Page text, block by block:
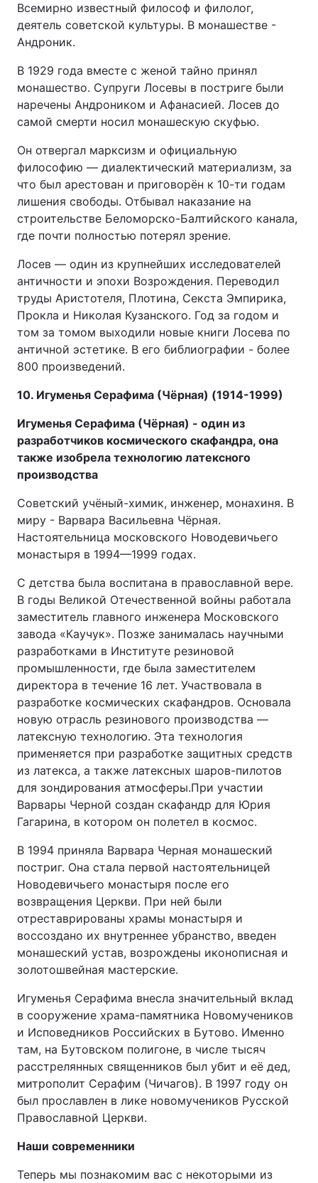
Всемирно известный философ и филолог,
деятель советской культуры. В монашестве -
Андроник.
В 1929 года вместе с женой тайно принял
монашество. Супруги Лосевы в постриге были
наречены Андроником и Афанасией. Лосев до
самой смерти носил монашескую скуфью.
Он отвергал марксизм и официальную
философию — диалектический материализм, за
что был арестован и приговорён к 10-ти годам
лишения свободы. Отбывал наказание на
строительстве Беломорско-Балтийского канала,
где почти полностью потерял зрение.
Лосев — один из крупнейших исследователей
античности и эпохи Возрождения. Переводил
труды Аристотеля, Плотина, Секста Эмпирика,
Прокла и Николая Кузанского. Год за годом и
том за томом выходили новые книги Лосева по
античной эстетике. В его библиографии - более
800 произведений.
10. Игуменья Серафима (Чёрная) (1914-1999)
Игуменья Серафима (Чёрная) - один из
разработчиков космического скафандра, она
также изобрела технологию латексного
производства
Советский учёный-химик, инженер, монахиня. В
миру - Варвара Васильевна Чёрная.
Настоятельница московского Новодевичьего
монастыря в 1994—1999 годах.
С детства была воспитана в православной вере.
В годы Великой Отечественной войны работала
заместитель главного инженера Московского
завода «Каучук». Позже занималась научными
разработками в Институте резиновой
промышленности, где была заместителем
директора в течение 16 лет. Участвовала в
разработке космических скафандров. Основала
новую отрасль резинового производства —
латексную технологию. Эта технология
применяется при разработке защитных средств
из латекса, а также латексных шаров-пилотов
для зондирования атмосферы.При участии
Варвары Черной создан скафандр для Юрия
Гагарина, в котором он полетел в космос.
В 1994 приняла Варвара Черная монашеский
постриг. Она стала первой настоятельницей
Новодевичьего монастыря после его
возвращения Церкви. При ней были
отреставрированы храмы монастыря и
воссоздано их внутреннее убранство, введен
монашеский устав, возрождены иконописная и
золотошвейная мастерские.
Игуменья Серафима внесла значительный вклад
в сооружение храма-памятника Новомучеников
и Исповедников Российских в Бутово. Именно
там, на Бутовском полигоне, в числе тысяч
расстрелянных священников был убит и её дед,
митрополит Серафим (Чичагов). В 1997 году он
был прославлен в лике новомучеников Русской
Православной Церкви.
Наши современники
Теперь мы познакомим вас с некоторыми из